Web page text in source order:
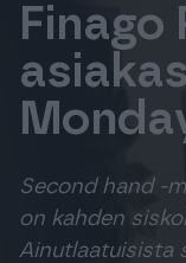
Kampus
Hinnasto
Meistä &
Second hand -
on kahden
Ainutlaatuisista